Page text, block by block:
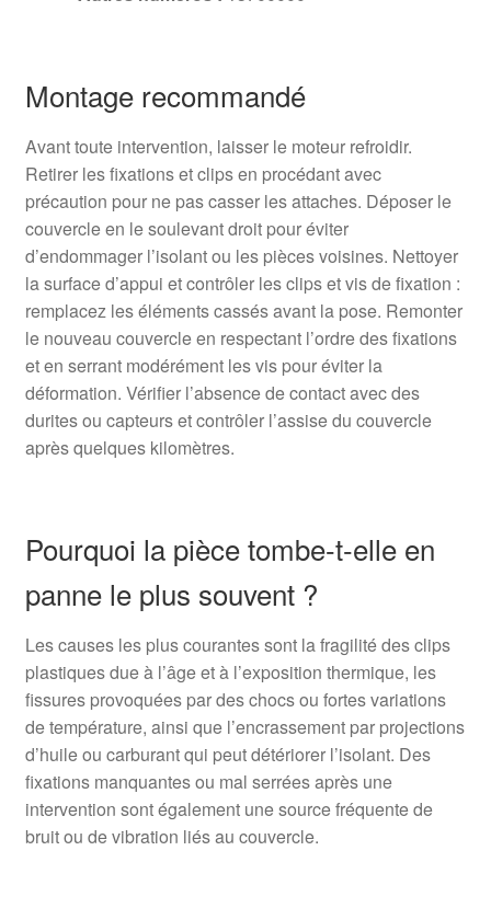
Montage recommandé
Avant toute intervention, laisser le moteur refroidir.
Retirer les fixations et clips en procédant avec
précaution pour ne pas casser les attaches. Déposer le
couvercle en le soulevant droit pour éviter
d’endommager l’isolant ou les pièces voisines. Nettoyer
la surface d’appui et contrôler les clips et vis de fixation :
remplacez les éléments cassés avant la pose. Remonter
le nouveau couvercle en respectant l’ordre des fixations
et en serrant modérément les vis pour éviter la
déformation. Vérifier l’absence de contact avec des
durites ou capteurs et contrôler l’assise du couvercle
après quelques kilomètres.
Pourquoi la pièce tombe-t-elle en
panne le plus souvent ?
Les causes les plus courantes sont la fragilité des clips
plastiques due à l’âge et à l’exposition thermique, les
fissures provoquées par des chocs ou fortes variations
de température, ainsi que l’encrassement par projections
d’huile ou carburant qui peut détériorer l’isolant. Des
fixations manquantes ou mal serrées après une
intervention sont également une source fréquente de
bruit ou de vibration liés au couvercle.